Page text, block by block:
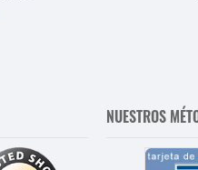
NUESTROS